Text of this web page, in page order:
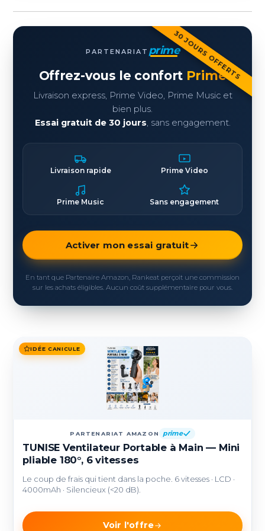
30 JOURS OFFERTS
PARTENARIAT prime
Offrez-vous le confort Prime
Livraison express, Prime Video, Prime Music et
bien plus.
Essai gratuit de 30 jours, sans engagement.
Livraison rapide Prime Video
Prime Music Sans engagement
Activer mon essai gratuit
En tant que Partenaire Amazon, Rankeat perçoit une commission
sur les achats éligibles. Aucun coût supplémentaire pour vous.
IDÉE CANICULE
PARTENARIAT AMAZON prime
TUNISE Ventilateur Portable à Main — Mini
pliable 180°, 6 vitesses
Le coup de frais qui tient dans la poche. 6 vitesses · LCD ·
4000mAh · Silencieux (<20 dB).
Voir l'offre